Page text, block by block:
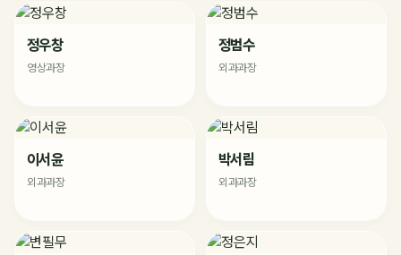
정우창
영상과장
정범수
외과과장
이서윤
외과과장
박서림
외과과장